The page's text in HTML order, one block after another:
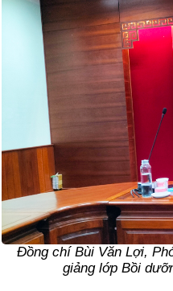
Đồng chí Bùi Văn Lợi,
giảng lớp Bồi